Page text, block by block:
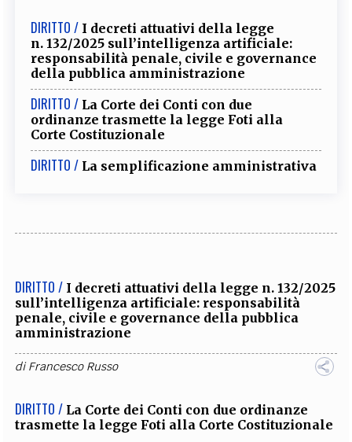
DIRITTO / I decreti attuativi della legge
n. 132/2025 sull’intelligenza artificiale:
responsabilità penale, civile e governance
della pubblica amministrazione
DIRITTO / La Corte dei Conti con due
ordinanze trasmette la legge Foti alla
Corte Costituzionale
DIRITTO / La semplificazione amministrativa
DIRITTO / I decreti attuativi della legge n. 132/2025
sull’intelligenza artificiale: responsabilità
penale, civile e governance della pubblica
amministrazione
diFrancesco Russo
DIRITTO / La Corte dei Conti con due ordinanze
trasmette la legge Foti alla Corte Costituzionale